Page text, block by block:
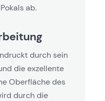
ab.
durch sein
die exzellente
Oberfläche des
durch die